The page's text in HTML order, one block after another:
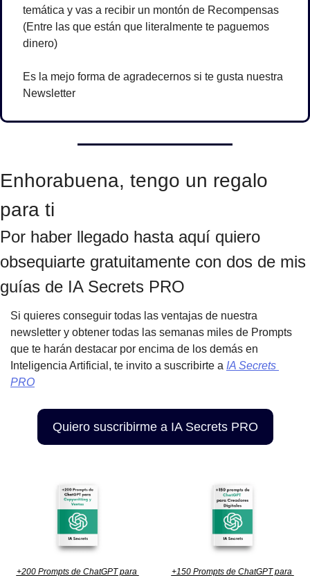
temática y vas a recibir un montón de Recompensas
(Entre las que están que literalmente te paguemos
dinero)
Es la mejo forma de agradecernos si te gusta nuestra
Newsletter
Enhorabuena, tengo un regalo
para ti
Por haber llegado hasta aquí quiero
obsequiarte gratuitamente con dos de mis
guías de IA Secrets PRO
Si quieres conseguir todas las ventajas de nuestra
newsletter y obtener todas las semanas miles de Prompts
que te harán destacar por encima de los demás en
Inteligencia Artificial, te invito a suscribirte a IA Secrets
PRO
Quiero suscribirme a IA Secrets PRO
+200 Prompts de ChatGPT para
+150 Prompts de ChatGPT para